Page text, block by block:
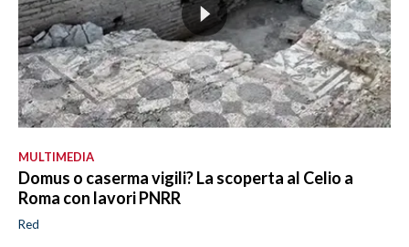
MULTIMEDIA
Domus o caserma vigili? La scoperta al Celio a
Roma con lavori PNRR
Red